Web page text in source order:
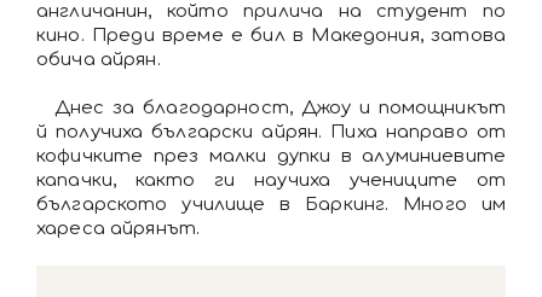
англичанин, който прилича на студент по
кино. Преди време е бил в Македония, затова
обича айрян.
Днес за благодарност, Джоу и помощникът
й получиха български айрян. Пиха направо от
кофичките през малки дупки в алуминиевите
капачки, както ги научиха учениците от
българското училище в Баркинг. Много им
хареса айрянът.